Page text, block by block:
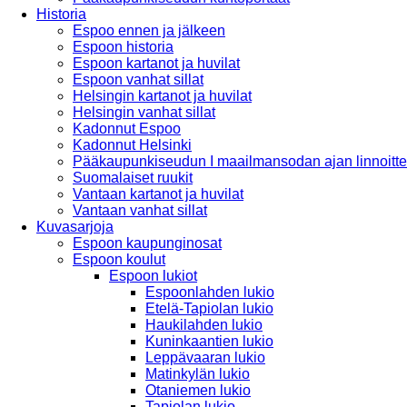
Historia
Espoo ennen ja jälkeen
Espoon historia
Espoon kartanot ja huvilat
Espoon vanhat sillat
Helsingin kartanot ja huvilat
Helsingin vanhat sillat
Kadonnut Espoo
Kadonnut Helsinki
Pääkaupunkiseudun I maailmansodan ajan
Suomalaiset ruukit
Vantaan kartanot ja huvilat
Vantaan vanhat sillat
Kuvasarjoja
Espoon kaupunginosat
Espoon koulut
Espoon lukiot
Espoonlahden lukio
Etelä-Tapiolan lukio
Haukilahden lukio
Kuninkaantien lukio
Leppävaaran lukio
Matinkylän lukio
Otaniemen lukio